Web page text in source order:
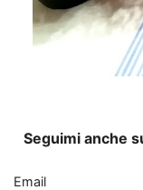
Seguimi anche
Email